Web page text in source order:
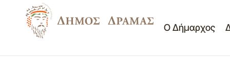
Ο Δήμαρχος